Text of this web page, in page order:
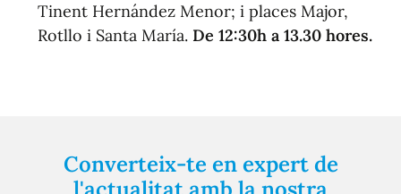
Tinent Hernández Menor; i places Major,
Rotllo i Santa María. De 12:30h a 13.30 hores.
Converteix-te en expert de